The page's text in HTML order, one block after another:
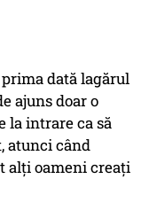
dată lagărul
ajuns doar o
la intrare ca să
atunci când
alţi oameni creaţi